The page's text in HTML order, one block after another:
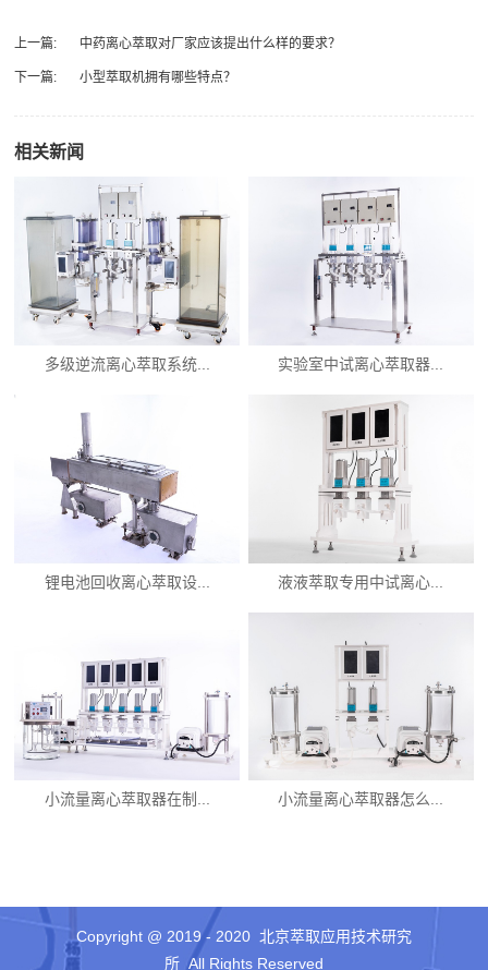
上一篇: 中药离心萃取对厂家应该提出什么样的要求？
下一篇: 小型萃取机拥有哪些特点？
相关新闻
多级逆流离心萃取系统... 实验室中试离心萃取器...
锂电池回收离心萃取设... 液液萃取专用中试离心...
小流量离心萃取器在制... 小流量离心萃取器怎么...
Copyright @ 2019 - 2020 北京萃取应用技术研究
所 All Rights Reserved